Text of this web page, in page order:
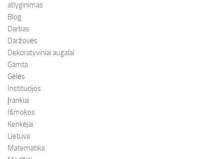
atlyginimas
Blog
Darbas
Daržovės
Dekoratyviniai augalai
Gamta
Gėlės
Institucijos
Įrankiai
Išmokos
Kenkėjai
Lietuva
Matematika